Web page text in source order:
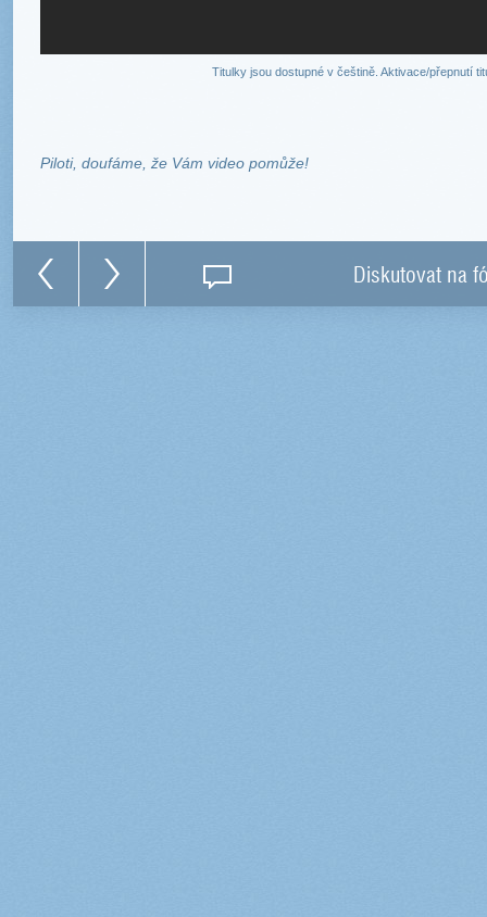
Titulky jsou dostupné v češtině. Aktivace/přepnutí
Piloti, doufáme, že Vám video pomůže!
Diskutovat na